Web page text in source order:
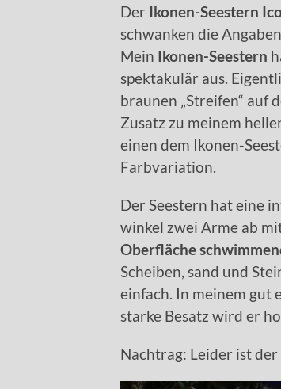
Der Ikonen-Seestern
schwanken die
Mein Ikonen-Seestern
spektakulär aus.
braunen „Streifen“ auf
Zusatz zu meinem
einen dem Ikonen-
Farbvariation.
Der Seestern hat eine
winkel zwei Arme ab
Oberfläche
Scheiben, sand und
einfach. In meinem gut
starke Besatz wird er
Nachtrag: Leider ist der